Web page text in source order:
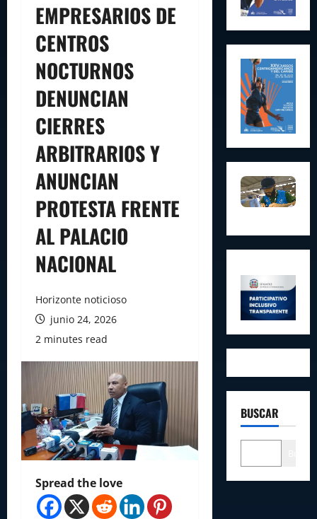
EMPRESARIOS DE
CENTROS
NOCTURNOS
DENUNCIAN
CIERRES
ARBITRARIOS Y
ANUNCIAN
PROTESTA FRENTE
AL PALACIO
NACIONAL
Horizonte noticioso
junio 24, 2026
2 minutes read
Spread the love
BUSCAR